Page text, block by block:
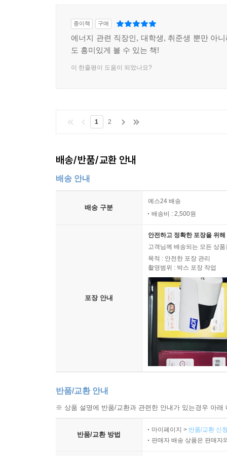
창출하는 동시에 환경보존에도 선도적 역할을
종이책 구매
에너지 관련 직장인, 대학생, 취준생 뿐만 아
도 흥미있게 볼 수 있는 책!
이 한줄평이 도움이 되었나요?
1 2
배송/반품/교환 안내
배송 안내
배송 구분
예스24 배송
배송비 : 2,500원
포장 안내
안전하고 정확한 포장을 위
고객님께 배송되는 모든 상
목적 : 안전한 포장 관리
촬영범위 : 박스 포장 작업
반품/교환 안내
※ 상품 설명에 반품/교환과 관련한 안내가 있는경우 아
반품/교환 방법
마이페이지 > 반품/교환 신
판매자 배송 상품은 판매자